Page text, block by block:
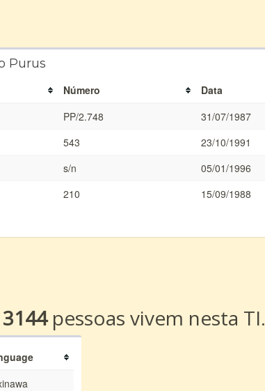
Purus
Número Data
PP/2.748 31/07/1987
543 23/10/1991
s/n 05/01/1996
210
15/09/1988
3144pessoas vivem nesta TI.